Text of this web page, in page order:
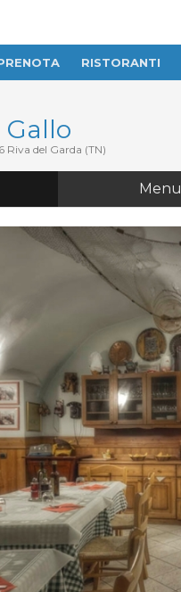
RISTORANTI
Gallo
Riva del Garda (TN)
Menu